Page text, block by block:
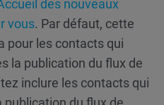
des nouveaux
vous. Par défaut, cette
pour les contacts qui
la publication du flux de
inclure les contacts qui